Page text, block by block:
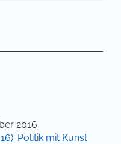
2016
Politik mit Kunst